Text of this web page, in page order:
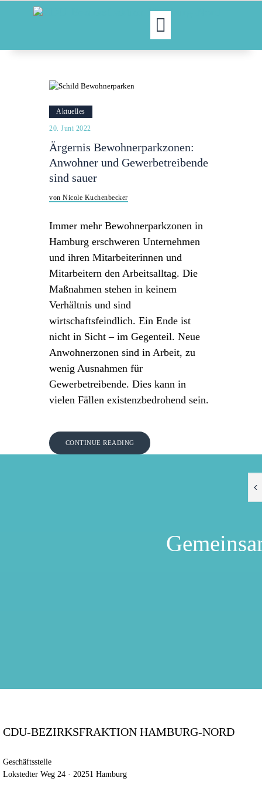
ABGEORDNETE
AKTUELLES
NORDAKTUELL
THEMEN
AUSSCHÜSSE
KONTAKT
PRESSE
Aktuelles
20. Juni 2022
Ärgernis Bewohnerparkzonen:
Anwohner und Gewerbetreibende
sind sauer
von Nicole Kuchenbecker
Immer mehr Bewohnerparkzonen in
Hamburg erschweren Unternehmen
und ihren Mitarbeiterinnen und
Mitarbeitern den Arbeitsalltag. Die
Maßnahmen stehen in keinem
Verhältnis und sind
wirtschaftsfeindlich. Ein Ende ist
nicht in Sicht – im Gegenteil. Neue
Anwohnerzonen sind in Arbeit, zu
wenig Ausnahmen für
Gewerbetreibende. Dies kann in
vielen Fällen existenzbedrohend sein.
CONTINUE READING
CDU-BEZIRKSFRAKTION HAMBURG-NORD
Geschäftsstelle
Lokstedter Weg 24 · 20251 Hamburg